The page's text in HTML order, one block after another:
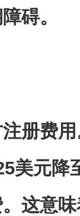
碍。
册费
美元降
这意